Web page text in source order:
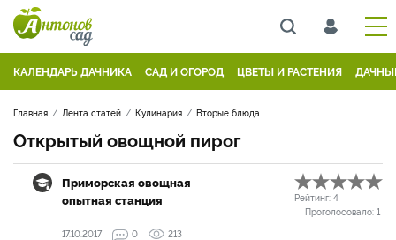
КАЛЕНДАРЬ ДАЧНИКА САД И ОГОРОД ЦВЕТЫ И РАСТЕНИЯ
Главная Лента статей Кулинария Вторые блюда
Открытый овощной пирог
Приморская овощная
опытная станция
Рейтинг: 4
Проголосовало: 1
17.10.2017
0 213